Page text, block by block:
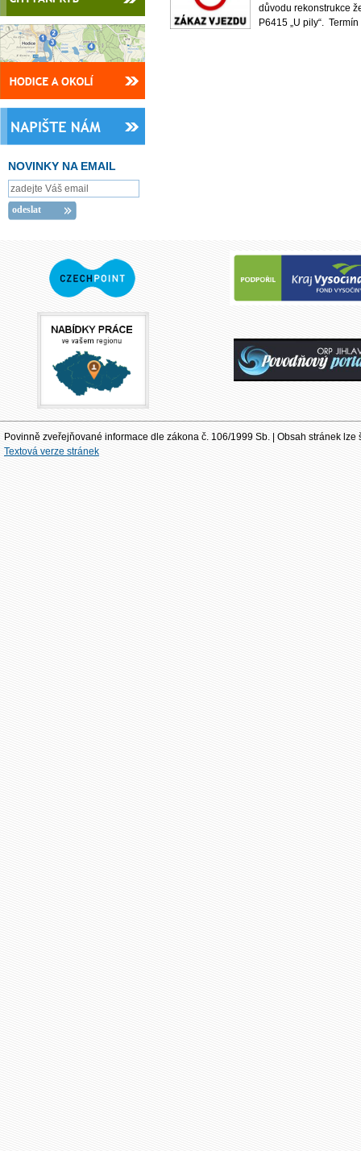
NOVINKY NA EMAIL
důvodu rekonstrukce
P6415 „U pily“.
Povinně zveřejňované informace dle zákona č. 106/1999 Sb. | Obsah stránek
Textová verze stránek